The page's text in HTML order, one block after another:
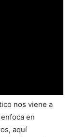
nos viene a
en
aquí